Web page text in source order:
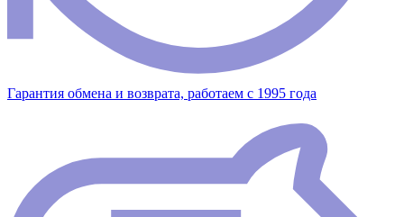
Гарантия обмена и возврата, работаем с 1995 года